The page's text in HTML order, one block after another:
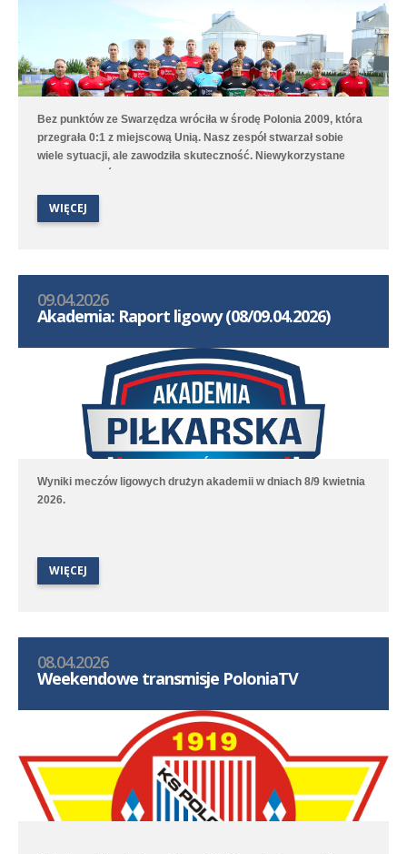
Bez punktów ze Swarzędza wróciła w środę Polonia 2009, która
przegrała 0:1 z miejscową Unią. Nasz zespół stwarzał sobie
wiele sytuacji, ale zawodziła skuteczność. Niewykorzystane
sytuacje zemściły się w doliczonym czasie gry, kiedy to
rożnego.
WIĘCEJ
09.04.2026
Akademia: Raport ligowy (08/09.04.2026)
Wyniki meczów ligowych drużyn akademii w dniach 8/9 kwietnia
2026.
WIĘCEJ
08.04.2026
Weekendowe transmisje PoloniaTV